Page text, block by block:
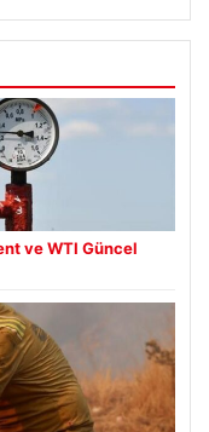
ve WTI Güncel